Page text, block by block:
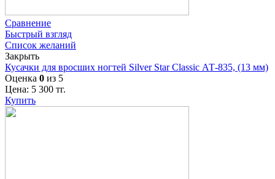
Сравнение
Быстрый взгляд
Список желаний
Закрыть
Кусачки для вросших ногтей Silver Star Classic АТ-835, (13 мм)
Оценка 0 из 5
Цена: 5 300 тг.
Купить